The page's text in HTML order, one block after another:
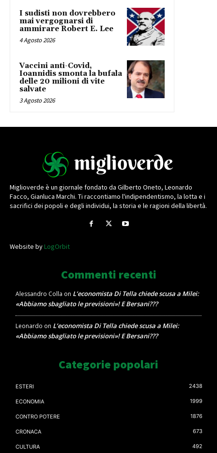
I sudisti non dovrebbero
mai vergognarsi di
ammirare Robert E. Lee
4 Agosto 2026
Vaccini anti-Covid,
Ioannidis smonta la bufala
delle 20 milioni di vite
salvate
3 Agosto 2026
Miglioverde è un giornale fondato da Gilberto Oneto, Leonardo
Facco, Gianluca Marchi. Ti raccontiamo l'indipendentismo, la lotta e i
sacrifici dei popoli e degli individui, la storia e le ragioni della libertà.
Website byLogOrbit
Commenti recenti
Alessandro Colla on L’economista Di Tella chiede scusa a Milei:
«Abbiamo sbagliato le previsioni»! E Bersani???
Leonardo on L’economista Di Tella chiede scusa a Milei:
«Abbiamo sbagliato le previsioni»! E Bersani???
Categorie popolari
ESTERI 2438
ECONOMIA 1999
CONTRO POTERE 1876
CRONACA 673
CULTURA 492